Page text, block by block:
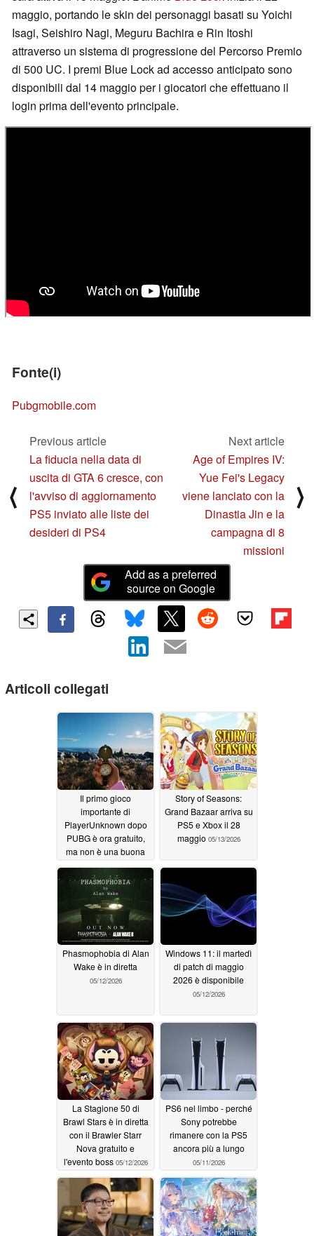
maggio, portando le skin dei personaggi basati su Yoichi
Isagi, Seishiro Nagi, Meguru Bachira e Rin Itoshi
attraverso un sistema di progressione del Percorso Premio
di 500 UC. I premi Blue Lock ad accesso anticipato sono
disponibili dal 14 maggio per i giocatori che effettuano il
login prima dell'evento principale.
Fonte(i)
Pubgmobile.com
⟨
Previous article
La fiducia nella data di
uscita di GTA 6 cresce, con
l'avviso di aggiornamento
PS5 inviato alle liste dei
desideri di PS4
Next article
Age of Empires IV:
Yue Fei's Legacy
viene lanciato con la
Dinastia Jin e la
campagna di 8
missioni
⟩
Add as a preferred
source on Google
Articoli collegati
Il primo gioco
importante di
PlayerUnknown dopo
PUBG è ora gratuito,
ma non è una buona
notizia06/04/2026
Story of Seasons:
Grand Bazaar arriva su
PS5 e Xbox il 28
maggio 05/13/2026
Phasmophobia di Alan
Wake è in diretta
05/12/2026
Windows 11: il martedì
di patch di maggio
2026 è disponibile
05/12/2026
La Stagione 50 di
Brawl Stars è in diretta
con il Brawler Starr
Nova gratuito e
l'evento boss 05/12/2026
PS6 nel limbo - perché
Sony potrebbe
rimanere con la PS5
ancora più a lungo
05/11/2026